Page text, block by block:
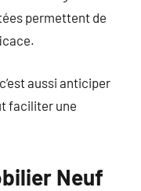
permettent de
aussi anticiper
faciliter une
Neuf